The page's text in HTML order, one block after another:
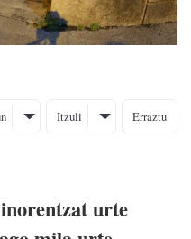
Itzuli Erraztu
urte